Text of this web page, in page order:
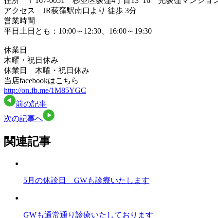
アクセス JR荻窪駅南口より 徒歩 3分
営業時間
平日土日とも：10:00～12:30、16:00～19:30
休業日
木曜・祝日休み
休業日 木曜・祝日休み
当店facebookはこちら
http://on.fb.me/1M85YGC
前の記事
次の記事へ
関連記事
5月の休診日 GWも診療いたします
GWも通常通り診療いたしております